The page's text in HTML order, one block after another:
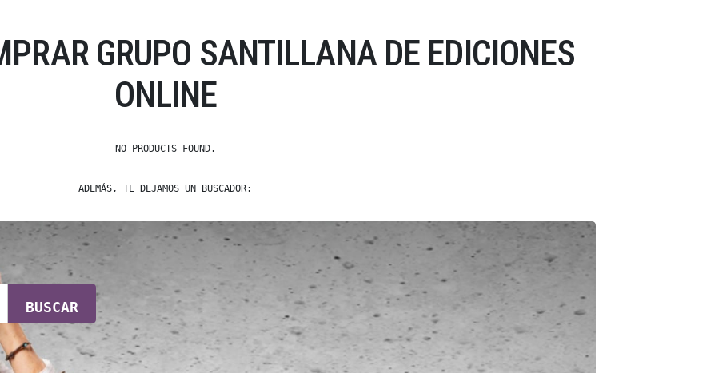
GRUPO SANTILLANA DE EDICIONES
ONLINE
NO PRODUCTS FOUND.
ADEMÁS, TE DEJAMOS UN BUSCADOR:
BUSCAR